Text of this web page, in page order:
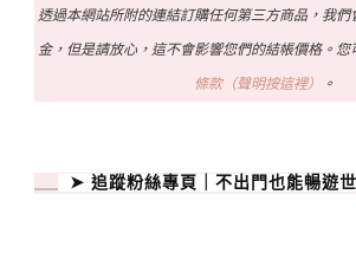
透過本網站所附的連結訂購任何第三方商品，我
金，但是請放心，這不會影響您們的結帳價格。您
條款（聲明按這裡） 。
➤ 追蹤粉絲專頁｜不出門也能暢遊